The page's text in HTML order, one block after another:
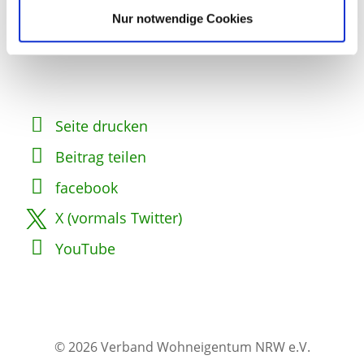
Nur notwendige Cookies
Seite drucken
Beitrag teilen
facebook
X (vormals Twitter)
YouTube
© 2026 Verband Wohneigentum NRW e.V.